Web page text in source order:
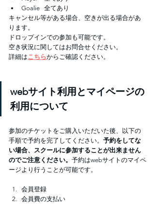
Goalie   全てあり
キャンセル等がある場合、空きが出る場合があ
ります。
ドロップインでの参加も可能です。
空き状況に関してはお問合せください。
詳細はこちらからご確認ください。
webサイト利用とマイページの
利用について
参加のチケットをご購入いただいた後、以下の
手順で予約を完了してください。 予約をしてな
い場合、スクールに参加することが出来ません
のでご注意ください。 予約はwebサイトのマイペ
ージより行うことが可能です。
会員登録
会員費の支払い